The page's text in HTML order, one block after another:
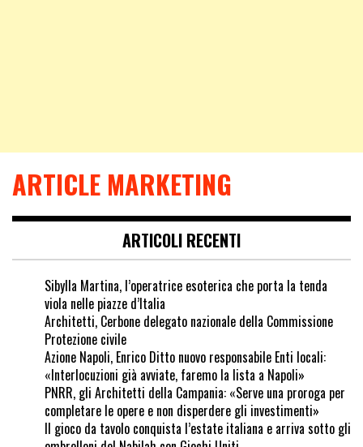
ARTICLE MARKETING
ARTICOLI RECENTI
Sibylla Martina, l’operatrice esoterica che porta la tenda
viola nelle piazze d’Italia
Architetti, Cerbone delegato nazionale della Commissione
Protezione civile
Azione Napoli, Enrico Ditto nuovo responsabile Enti locali:
«Interlocuzioni già avviate, faremo la lista a Napoli»
PNRR, gli Architetti della Campania: «Serve una proroga per
completare le opere e non disperdere gli investimenti»
Il gioco da tavolo conquista l’estate italiana e arriva sotto gli